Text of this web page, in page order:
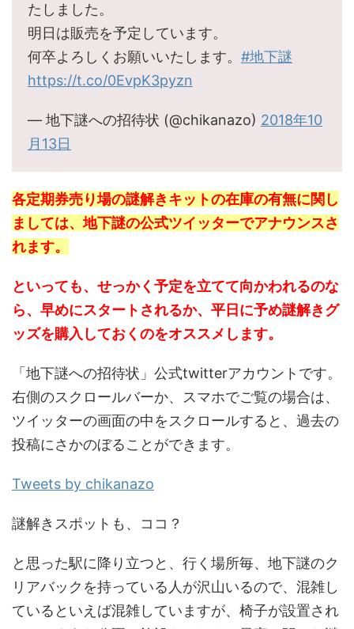
たしました。
明日は販売を予定しています。
何卒よろしくお願いいたします。 #地下謎
https://t.co/0EvpK3pyzn
— 地下謎への招待状 (@chikanazo) 2018年10
月13日
各定期券売り場の謎解きキットの在庫の有無に関し
ましては、地下謎の公式ツイッターでアナウンスさ
れます。
といっても、せっかく予定を立てて向かわれるのな
ら、早めにスタートされるか、平日に予め謎解きグ
ッズを購入しておくのをオススメします。
「地下謎への招待状」公式twitterアカウントです。
右側のスクロールバーか、スマホでご覧の場合は、
ツイッターの画面の中をスクロールすると、過去の
投稿にさかのぼることができます。
Tweets by chikanazo
謎解きスポットも、ココ？
と思った駅に降り立つと、行く場所毎、地下謎のク
リアバックを持っている人が沢山いるので、混雑し
ているといえば混雑していますが、椅子が設置され